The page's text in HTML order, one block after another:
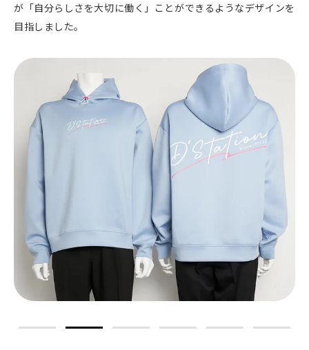
が「自分らしさを大切に働く」ことができるようなデザインを
目指しました。